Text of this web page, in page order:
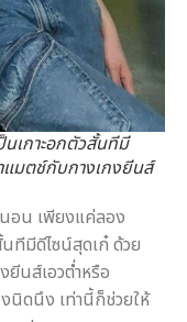
เกาะอกตัวสั้นทีมี
แมตช์กับกางเกงยีนส์
อน เพียงแค่ลอง
ทีมีดีไซน์สุดเก๋ ด้วย
ยีนส์เอวต่ำหรือ
นิดนึง เท่านี้ก็ช่วยให้